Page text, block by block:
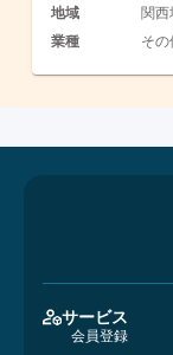
地域
関西
業種
その
サービス
会員登録